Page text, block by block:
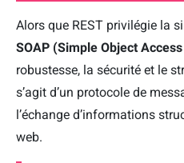
Alors que REST privilégie la
SOAP (Simple Object
robustesse, la sécurité et le
s’agit d’un protocole de
l’échange d’informations
web.